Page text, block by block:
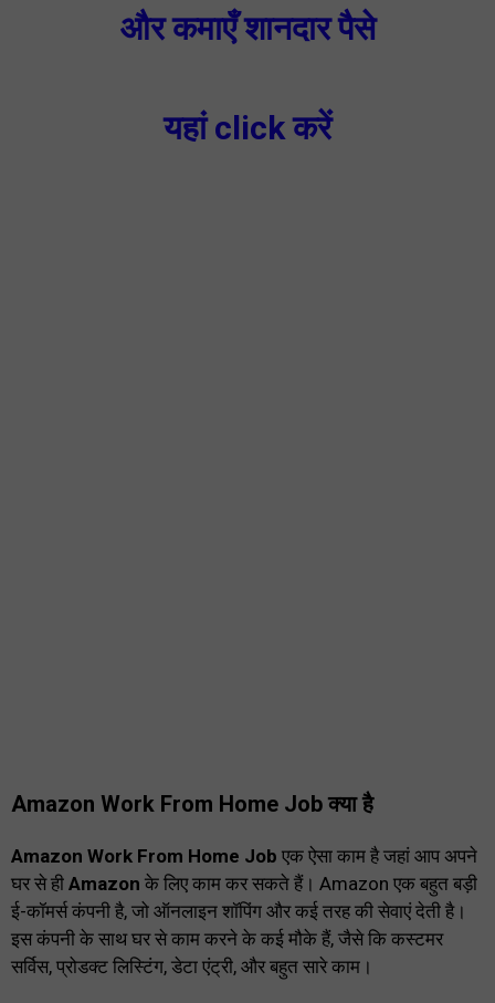
और कमाएँ शानदार पैसे
यहां click करें
Amazon Work From Home Job क्या है
Amazon Work From Home Job एक ऐसा काम है जहां आप अपने
घर से ही Amazon के लिए काम कर सकते हैं। Amazon एक बहुत बड़ी
ई-कॉमर्स कंपनी है, जो ऑनलाइन शॉपिंग और कई तरह की सेवाएं देती है।
इस कंपनी के साथ घर से काम करने के कई मौके हैं, जैसे कि कस्टमर
सर्विस, प्रोडक्ट लिस्टिंग, डेटा एंट्री, और बहुत सारे काम।